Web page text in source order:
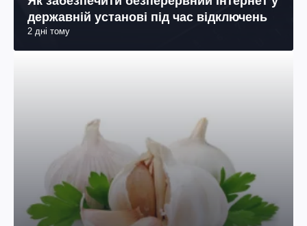
державній установі під час відключень
2 дні тому